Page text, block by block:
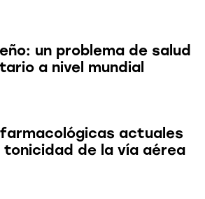
un problema de salud
a nivel mundial
actuales
tonicidad de la vía aérea